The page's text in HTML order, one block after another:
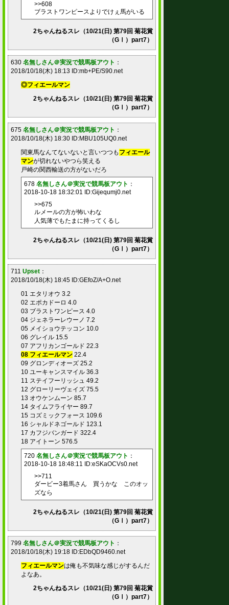
>>608
ブラストワンピースよりでけぇ馬がいる
2ちゃんねるスレ（10/21(日) 第79回 菊花賞
（GⅠ）part7）
630 名無しさん＠実況で競馬板アウト ：
2018/10/18(木) 18:13 ID:mb+PE/S90.net
◎フィエールマン
2ちゃんねるスレ（10/21(日) 第79回 菊花賞
（GⅠ）part7）
675 名無しさん＠実況で競馬板アウト ：
2018/10/18(木) 18:30 ID:MBU105UQ0.net
関東馬なんてないないと言いつつも フィエール
マンが切れないやつら笑える
戸崎の関西輸送の方がないだろ
678 名無しさん＠実況で競馬板アウト ：
2018-10-18 18:32:01 ID:Gijequmj0.net
>>675
ルメールの方が怖いわな
人気薄でもたまに持ってくるし
2ちゃんねるスレ（10/21(日) 第79回 菊花賞
（GⅠ）part7）
711 Upset ：
2018/10/18(木) 18:45 ID:GEfoZ/A+O.net
01 エタリオウ 3.2
02 エポカドーロ 4.0
03 ブラストワンピース 4.0
04 ジェネラーレウーノ 7.2
05 メイショウテッコン 10.0
06 グレイル 15.5
07 アフリカンゴールド 22.3
08 フィエールマン 22.4
09 グロンディオーズ 25.2
10 ユーキャンスマイル 36.3
11 ステイフーリッシュ 49.2
12 グローリーヴェイズ 75.5
13 オウケンムーン 85.7
14 タイムフライヤー 89.7
15 コズミックフォース 109.6
16 シャルドネゴールド 123.1
17 カフジバンガード 322.4
18 アイトーン 576.5
720 名無しさん＠実況で競馬板アウト ：
2018-10-18 18:48:11 ID:eSKaOCVs0.net
>>711
ダービー3着馬さん 買うかな このオッ
ズなら
2ちゃんねるスレ（10/21(日) 第79回 菊花賞
（GⅠ）part7）
799 名無しさん＠実況で競馬板アウト ：
2018/10/18(木) 19:18 ID:EDbQD9460.net
フィエールマンは俺も不気味な感じがするんだ
よなあ。
2ちゃんねるスレ（10/21(日) 第79回 菊花賞
（GⅠ）part7）